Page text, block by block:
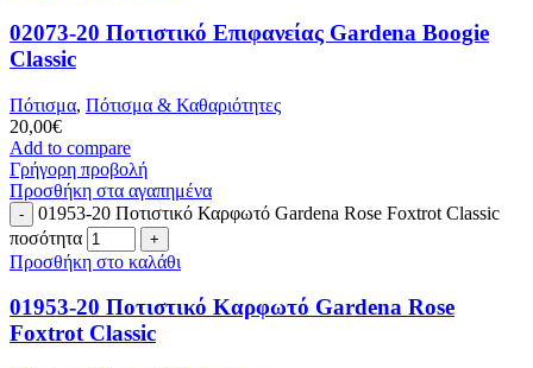
02073-20 Ποτιστικό Επιφανείας Gardena Boogie
Classic
Πότισμα, Πότισμα & Καθαριότητες
20,00€
Add to compare
Γρήγορη προβολή
Προσθήκη στα αγαπημένα
01953-20 Ποτιστικό Καρφωτό Gardena Rose Foxtrot Classic
ποσότητα
Προσθήκη στο καλάθι
01953-20 Ποτιστικό Καρφωτό Gardena Rose
Foxtrot Classic